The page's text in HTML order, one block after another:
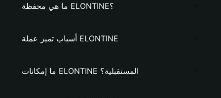
ما هي محفظة ELONTINE؟
أسباب تميز عملة ELONTINE
ما إمكانات ELONTINE المستقبلية؟